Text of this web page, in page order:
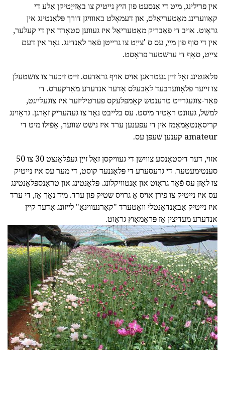
אין פרילינג, מיט די אַנסעט פון היץ נייטיק צו באַזייַטיקן אַלע די
קאַווערינג מאַטעריאַלס, און דעמאָלט באווויגן דורך פּלאַנטינג אין
גראָוט. אויב די פאַבריק מאַטעריאַל איז געווען סטאָרד אין די קעלער,
אין די סוף פון מייַ, עס ס 'צייַט צו גרייטן פֿאַר לאַנדינג. נאָר אין דעם
צייַט, סאָף די ערשטער פראָסט.
פּלאַנטינג זאָל זיין געטראגן אויס אויף גראַדעס. זייט זיכער צו צושטעלן
צו זייער פלאָווערבעד לאַבעלס אָדער אנדערע מאַרקערס. די
פֿאַר-צוגעגרייט טרענטש קאָמפּלעקס פערטיליזער איז צוגעלייגט,
למשל, געזונט ראַטיד מיסט. עס בלייבט נאָר צו געהעריק זאָרגן. גראָוינג
קריסאַנטאַמאַמז אין די עפענען ערד איז נישט שווער, אַפֿילו מיט די
amateur קענען שעפּן עס.
אזוי, דער דיסטאַנסע צווישן די געוויקסן זאָל זייַן געפֿלאַנצט 30 צו 50
סענטימעטער. די גרעסערע די פּלאַננעד קוסט, די מער עס איז נייטיק
צו לאָזן עס פֿאַר גראָוט און אַנטוויקלונג. פּלאַנטינג און טראַנספּלאַנטינג
עס איז נייטיק צו פירן אויס אַ גרויס שטיק פון ערד. מיד נאָך אַז, די ערד
איז נייטיק אַבאַנדאַנטלי וואָטערד "קאָרנעווינאַ" לייזונג אָדער קיין
אנדערע מעדיצין אַז פּראַמאָוץ גראָוט.